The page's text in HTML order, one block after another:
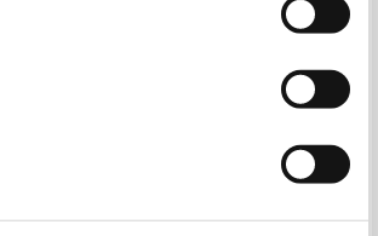
- Alta
Miguel de Cervantes - Don
Quijote de la Mancha (2